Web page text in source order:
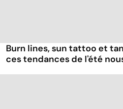
Burn lines, sun tattoo et
ces tendances de l'été